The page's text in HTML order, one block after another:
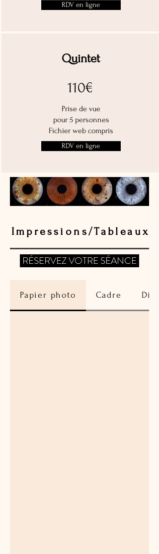
RDV en ligne
Quintet
110€
Prise de vue
pour 5 personnes
Fichier web compris
RDV en ligne
Impressions/Tableaux
RÉSERVEZ VOTRE SÉANCE
Papier photo Cadre